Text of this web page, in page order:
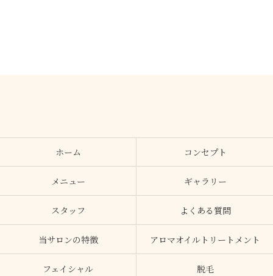
ホーム コンセプト
メニュー ギャラリー
スタッフ よくある質問
当サロンの特徴 アロマオイルトリートメント
フェイシャル 脱毛